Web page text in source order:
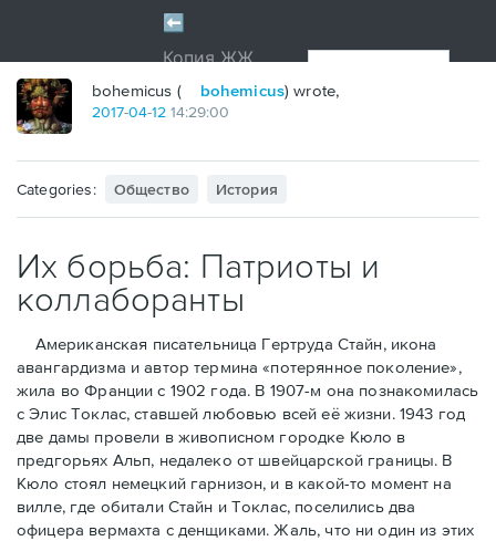
bohemicus ( bohemicus) wrote,
2017-04-12 14:29:00
Categories: Общество История
Их борьба: Патриоты и
коллаборанты
Американская писательница Гертруда Стайн, икона
авангардизма и автор термина «потерянное поколение»,
жила во Франции с 1902 года. В 1907-м она познакомилась
с Элис Токлас, ставшей любовью всей её жизни. 1943 год
две дамы провели в живописном городке Кюло в
предгорьях Альп, недалеко от швейцарской границы. В
Кюло стоял немецкий гарнизон, и в какой-то момент на
вилле, где обитали Стайн и Токлас, поселились два
офицера вермахта с денщиками. Жаль, что ни один из этих